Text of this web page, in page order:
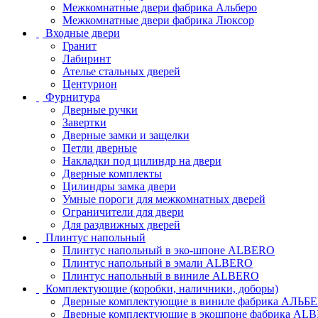
Межкомнатные двери фабрика Альберо
Межкомнатные двери фабрика Люксор
Входные двери
Гранит
Лабиринт
Ателье стальных дверей
Центурион
Фурнитура
Дверные ручки
Завертки
Дверные замки и защелки
Петли дверные
Накладки под цилиндр на двери
Дверные комплекты
Цилиндры замка двери
Умные пороги для межкомнатных дверей
Ограничители для двери
Для раздвижных дверей
Плинтус напольный
Плинтус напольный в эко-шпоне ALBERO
Плинтус напольный в эмали ALBERO
Плинтус напольный в виниле ALBERO
Комплектующие (коробки, наличники, доборы)
Дверные комплектующие в виниле фабрика
Дверные комплектующие в экошпоне фабрика